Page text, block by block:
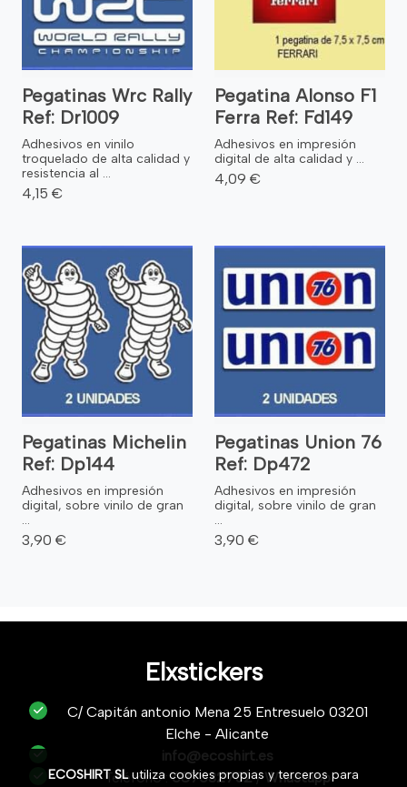
Pegatinas Wrc Rally
Ref: Dr1009
Adhesivos en vinilo
troquelado de alta calidad y
resistencia al ...
4,15 €
Pegatina Alonso F1
Ferra Ref: Fd149
Adhesivos en impresión
digital de alta calidad y ...
4,09 €
Pegatinas Michelin
Ref: Dp144
Adhesivos en impresión
digital, sobre vinilo de gran
...
3,90 €
Pegatinas Union 76
Ref: Dp472
Adhesivos en impresión
digital, sobre vinilo de gran
...
3,90 €
Elxstickers
C/ Capitán antonio Mena 25 Entresuelo 03201
Elche - Alicante
info@ecoshirt.es
Teléfono :687632752/Whastapp
ECOSHIRT SLutiliza cookies propias y terceros para